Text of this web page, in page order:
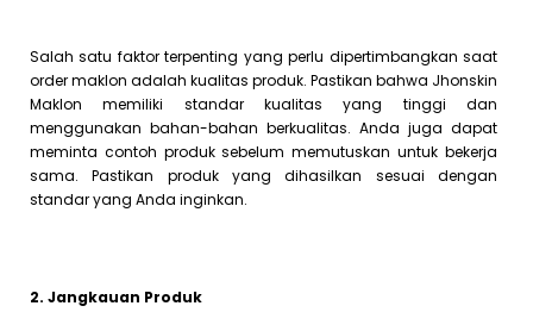
Salah satu faktor terpenting yang perlu dipertimbangkan saat
order maklon adalah kualitas produk. Pastikan bahwa Jhonskin
Maklon memiliki standar kualitas yang tinggi dan
menggunakan bahan-bahan berkualitas. Anda juga dapat
meminta contoh produk sebelum memutuskan untuk bekerja
sama. Pastikan produk yang dihasilkan sesuai dengan
standar yang Anda inginkan.
2. Jangkauan Produk